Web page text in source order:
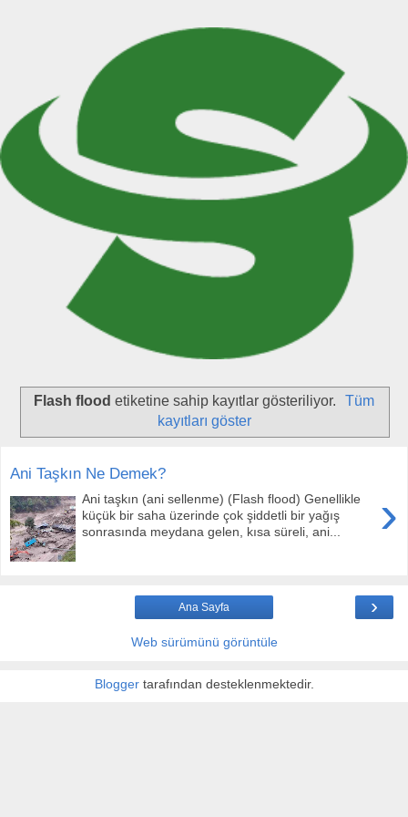
Flash flood etiketine sahip kayıtlar gösteriliyor.
Tüm
kayıtları göster
Ani Taşkın Ne Demek?
›
Ani taşkın (ani sellenme) (Flash flood) Genellikle
küçük bir saha üzerinde çok şiddetli bir yağış
sonrasında meydana gelen, kısa süreli, ani...
›
Ana Sayfa
Web sürümünü görüntüle
Bloggertarafından desteklenmektedir.